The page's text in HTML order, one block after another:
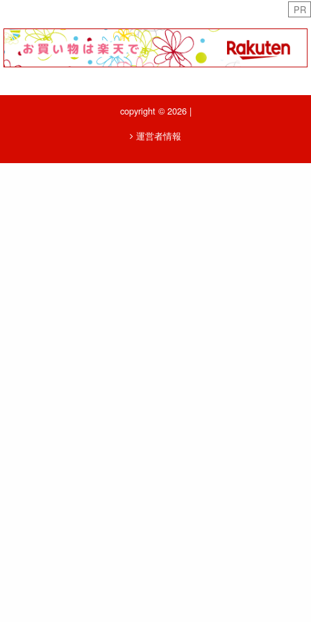
PR
copyright © 2026 |
運営者情報